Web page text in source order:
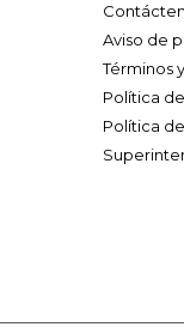
Aviso de
Términos
Política
Política